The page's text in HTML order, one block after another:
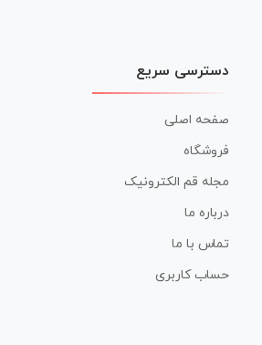
دسترسی سریع
صفحه اصلی
فروشگاه
مجله قم الکترونیک
درباره ما
تماس با ما
حساب کاربری